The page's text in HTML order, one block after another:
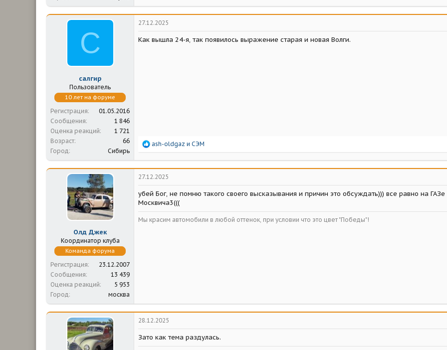
а
к
ц
и
и
С
салгир
Пользователь
10 лет на форуме
Регистрация
01.05.2016
Сообщения
1 846
Оценка реакций
1 721
Возраст
66
Город
Сибирь
27.12.2025
Как вышла 24-я, так появилось выражение старая и новая Волги.
Р
а
к
ц
и
ash-oldgaz и СЭМ
Олд Джек
Координатор клуба
Команда форума
Регистрация
23.12.2007
Сообщения
13 439
Оценка реакций
5 953
Город
москва
27.12.2025
убей Бог, не помню такого своего высказывания и причин это обсуждать))) все равно на
Москвича3(((
Мы красим автомобили в любой оттенок, при условии что это цвет "Победы"!
28.12.2025
Зато как тема раздулась.